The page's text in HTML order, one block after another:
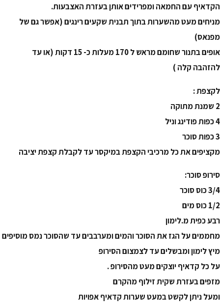
הקדאיף עם החמאה ומפרידים אותן בעזרת האצבעות.
מניחים מעט מהשערות בתוך תבנית שקעים רינגים (אפשר גם של
מפנאס)
אופים בתנור שחומם מראש ל 170 מעלות כ- 15 דקות (או עד
להזהבה קלה )
לקצפת :
2 שמנת מתוקה
4 כפות פודינג וניל
3 כפות סוכר
מקציפים את כל מרכיבי הקצפת במיקסר עד לקבלת קצפת יציבה
סירופ סוכר:
3/4 כוס סוכר
1/2 כוס מים
רבע כפית מ.לימון
מחממים על הגז את הסוכר והמים ומערבבים עד שהסוכר נמס מוסיפים
מיץ לימון ומבשלים עד לצמצום הסירופ
על כל קדאיף יוצקים מעט מהסירופ .
מזפים בעזרת שקית זילוף מהקרם
ומעל ניתן לקשט במעט שערות קדאיף אפויות